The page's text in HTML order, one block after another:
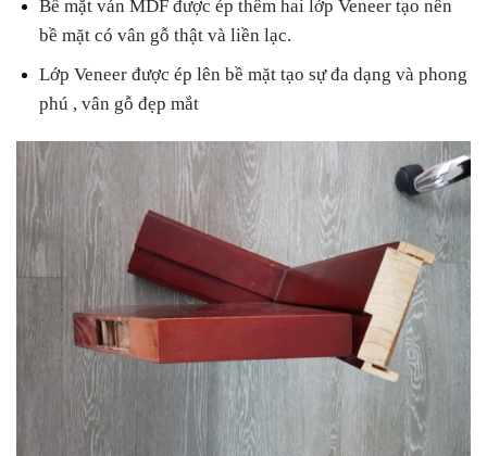
Bề mặt ván MDF được ép thêm hai lớp Veneer tạo nên
bề mặt có vân gỗ thật và liền lạc.
Lớp Veneer được ép lên bề mặt tạo sự đa dạng và phong
phú , vân gỗ đẹp mắt